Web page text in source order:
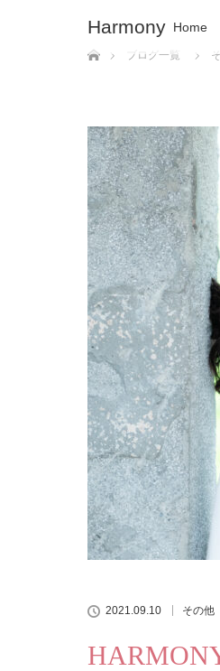
Harmony Home
ホーム
ブログ一覧
2021.09.10 その他